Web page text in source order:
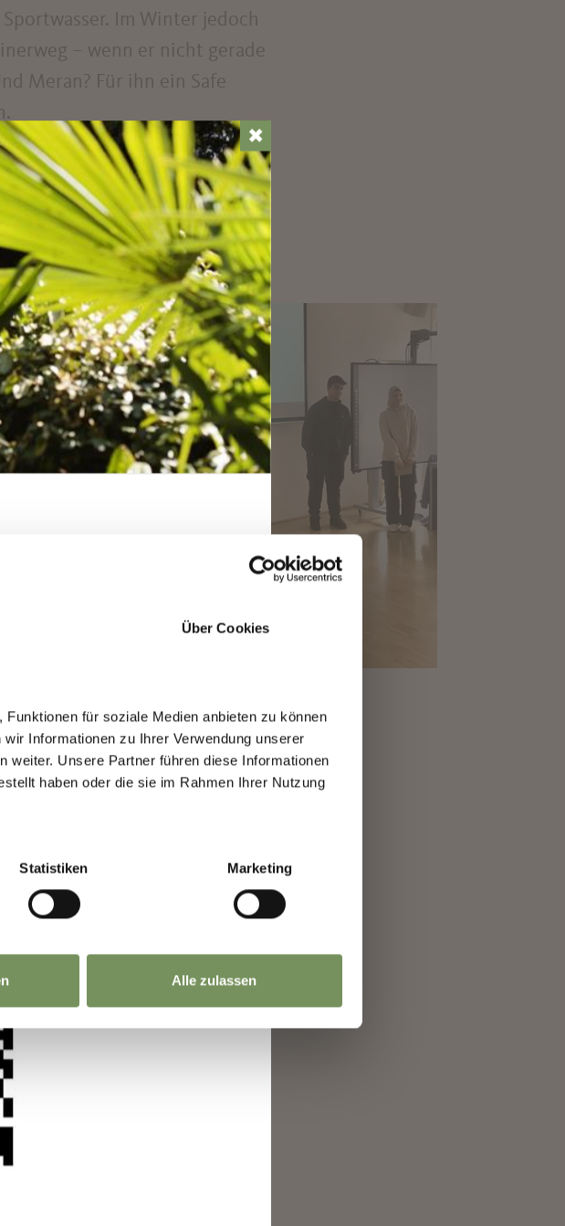
Über Cookies
für soziale Medien anbieten zu können
Informationen zu Ihrer Verwendung unserer
weiter. Unsere Partner führen diese Informationen
haben oder die sie im Rahmen Ihrer Nutzung
Statistiken Marketing
Alle zulassen
Im Winter jedoch
– wenn er nicht gerade
Meran? Für ihn ein Safe
Week in Linz
gearbeitet, zum
Tourismusbüro für die
sich der Planungsprozess
sich zeit- und
Geschäftsideen die Welt
außer den allzu
✖
—
—